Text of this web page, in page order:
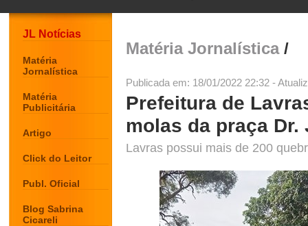
JL Notícias
Matéria
Jornalística
Matéria
Publicitária
Artigo
Click do Leitor
Publ. Oficial
Blog Sabrina
Cicareli
Matéria Jornalística/
Publicada em: 18/01/2022 22:32 -
Prefeitura de
molas da praça
Lavras possui mais de 200